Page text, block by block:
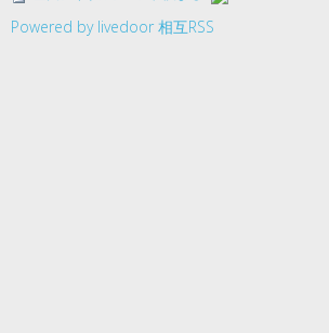
Powered by livedoor 相互RSS